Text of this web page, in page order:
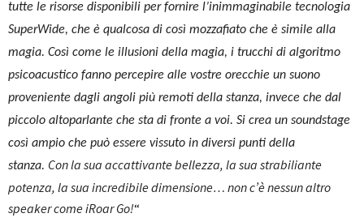
tutte le risorse disponibili per fornire l’inimmaginabile tecnologia
SuperWide, che è qualcosa di così mozzafiato che è simile alla
magia. Così come le illusioni della magia, i trucchi di algoritmo
psicoacustico fanno percepire alle vostre orecchie un suono
proveniente dagli angoli più remoti della stanza, invece che dal
piccolo altoparlante che sta di fronte a voi. Si crea un soundstage
così ampio che può essere vissuto in diversi punti della
stanza. Con la sua accattivante bellezza, la sua strabiliante
potenza, la sua incredibile dimensione… non c’è nessun altro
speaker come iRoar Go!“